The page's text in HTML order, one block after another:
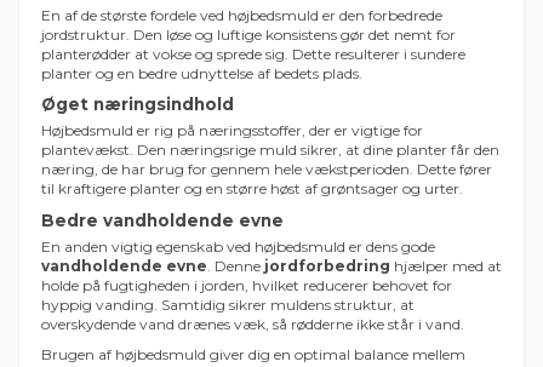
En af de største fordele ved højbedsmuld er den forbedrede
jordstruktur. Den løse og luftige konsistens gør det nemt for
planterødder at vokse og sprede sig. Dette resulterer i sundere
planter og en bedre udnyttelse af bedets plads.
Øget næringsindhold
Højbedsmuld er rig på næringsstoffer, der er vigtige for
plantevækst. Den næringsrige muld sikrer, at dine planter får den
næring, de har brug for gennem hele vækstperioden. Dette fører
til kraftigere planter og en større høst af grøntsager og urter.
Bedre vandholdende evne
En anden vigtig egenskab ved højbedsmuld er dens gode
vandholdende evne . Denne jordforbedring hjælper med at
holde på fugtigheden i jorden, hvilket reducerer behovet for
hyppig vanding. Samtidig sikrer muldens struktur, at
overskydende vand drænes væk, så rødderne ikke står i vand.
Brugen af højbedsmuld giver dig en optimal balance mellem